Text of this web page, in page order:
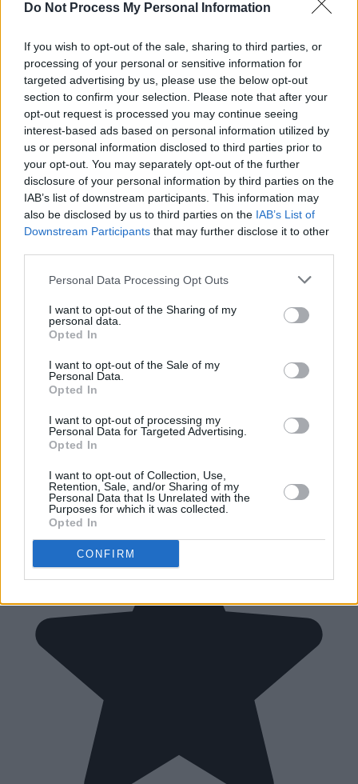
Do Not Process My Personal Information
If you wish to opt-out of the sale, sharing to third parties, or
processing of your personal or sensitive information for
targeted advertising by us, please use the below opt-out
section to confirm your selection. Please note that after your
opt-out request is processed you may continue seeing
interest-based ads based on personal information utilized by
us or personal information disclosed to third parties prior to
your opt-out. You may separately opt-out of the further
disclosure of your personal information by third parties on the
IAB’s list of downstream participants. This information may
also be disclosed by us to third parties on the IAB’s List of
Downstream Participants that may further disclose it to other
Personal Data Processing Opt Outs
I want to opt-out of the Sharing of my
personal data.
Opted In
I want to opt-out of the Sale of my
Personal Data.
Opted In
I want to opt-out of processing my
Personal Data for Targeted Advertising.
Opted In
I want to opt-out of Collection, Use,
Retention, Sale, and/or Sharing of my
Personal Data that Is Unrelated with the
Purposes for which it was collected.
Opted In
CONFIRM